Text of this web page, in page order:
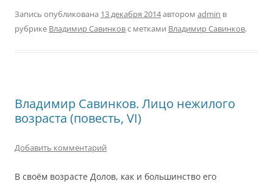
Запись опубликована 13 декабря 2014автором admin в
рубрике Владимир Савинковс метками Владимир Савинков.
Владимир Савинков. Лицо нежилого
возраста (повесть, VI)
Добавить комментарий
В своём возрасте Долов, как и большинство его